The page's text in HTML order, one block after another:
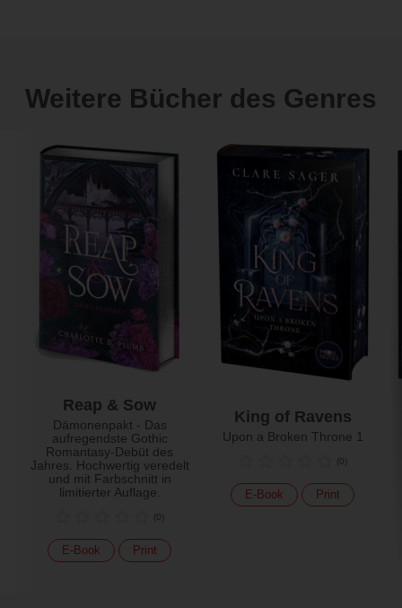
Weitere Bücher des Genres
Reap & Sow
Dämonenpakt - Das
aufregendste Gothic
Romantasy-Debüt des
Jahres. Hochwertig veredelt
und mit Farbschnitt in
limitierter Auflage.
(0)
E-Book Print
King of Ravens
Upon a Broken Throne 1
(0)
E-Book Print